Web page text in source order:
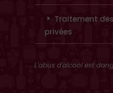
Traitement
privées
L'abus d'alcool est